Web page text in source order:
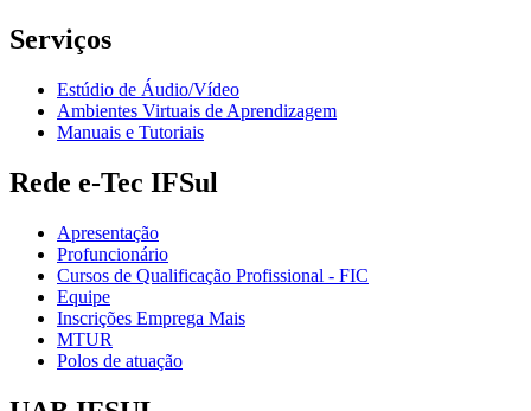
Serviços
Estúdio de Áudio/Vídeo
Ambientes Virtuais de Aprendizagem
Manuais e Tutoriais
Rede e-Tec IFSul
Apresentação
Profuncionário
Cursos de Qualificação Profissional - FIC
Equipe
Inscrições Emprega Mais
MTUR
Polos de atuação